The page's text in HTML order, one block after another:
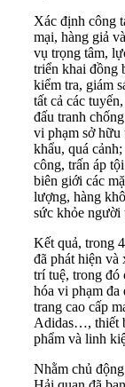
Xác định công
mại, hàng giả
vụ trọng tâm,
triển khai đồng
kiểm tra, giám
tất cả các
đấu tranh
vi phạm sở hữu
khẩu, quá
công, trấn áp
biên giới các
lượng, hàng
sức khỏe người
Kết quả, trong
đã phát hiện
trí tuệ, trong đó
hóa vi phạm đa
trang cao cấp
Adidas…, thiết
phẩm và linh
Nhằm chủ